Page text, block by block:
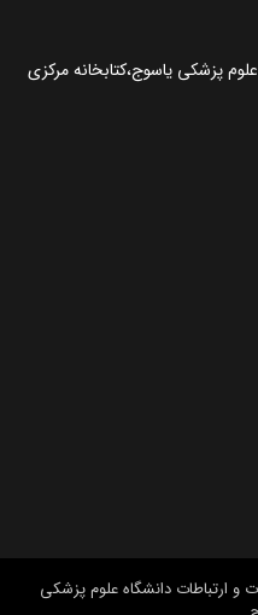
پزشکی یاسوج،کتابخانه مرکزی
و ارتباطات دانشگاه علوم پزشکی